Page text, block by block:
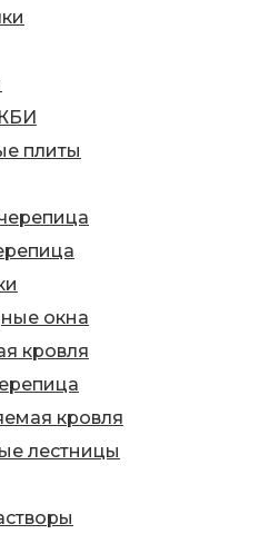
плиты
окна
кровля
кровля
лестницы